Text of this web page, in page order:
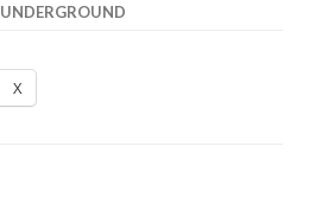
UNDERGROUND
X